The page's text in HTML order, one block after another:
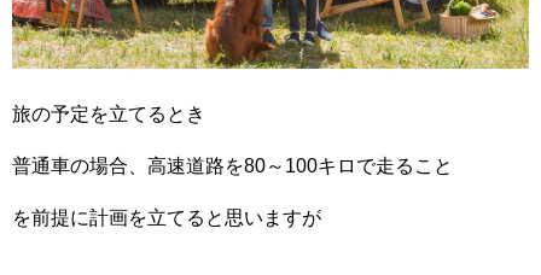
旅の予定を立てるとき
普通車の場合、高速道路を80～100キロで走ること
を前提に計画を立てると思いますが